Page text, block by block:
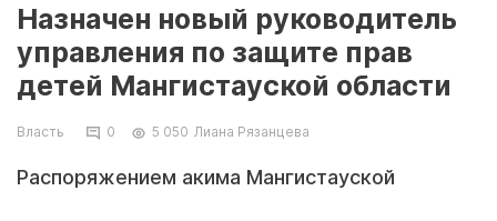
Назначен новый руководитель
управления по защите прав
детей Мангистауской области
Власть 0 5 050 Лиана Рязанцева
Распоряжением акима Мангистауской